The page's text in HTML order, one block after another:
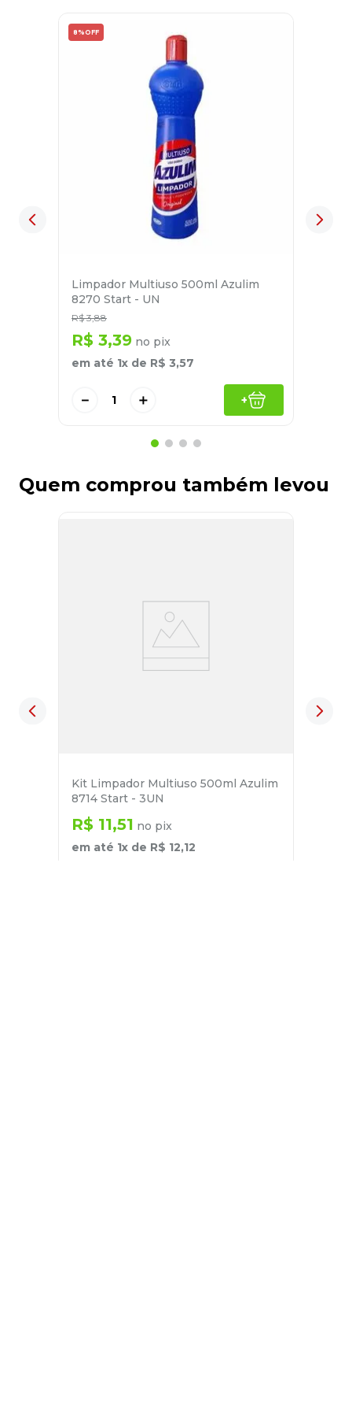
8% OFF
Limpador Multiuso 500ml Azulim
8270 Start - UN
R$ 3,88
R$ 3,39 no pix
em até 1x de R$ 3,57
＋
－ +
Quem comprou também levou
Kit Limpador Multiuso 500ml Azulim
8714 Start - 3UN
R$ 11,51 no pix
em até 1x de R$ 12,12